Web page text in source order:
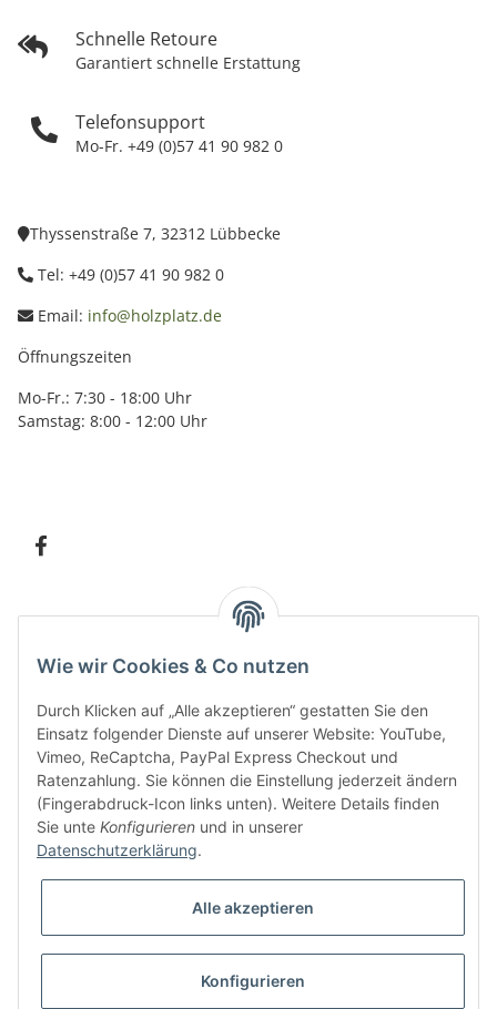
Schnelle Retoure
Garantiert schnelle Erstattung
Telefonsupport
Mo-Fr. +49 (0)57 41 90 982 0
Thyssenstraße 7, 32312 Lübbecke
Tel: +49 (0)57 41 90 982 0
Email: info@holzplatz.de
Öffnungszeiten
Mo-Fr.: 7:30 - 18:00 Uhr
Samstag: 8:00 - 12:00 Uhr
Bitte senden Sie mir entsprechend IhrerDatenschutzerklärungregelmäßig und
jederzeit widerruflich Informationen zu Ihrem Produktsortiment per E-Mail zu.
Wie wir Cookies & Co nutzen
Durch Klicken auf „Alle akzeptieren“ gestatten Sie den
Einsatz folgender Dienste auf unserer Website: YouTube,
Vimeo, ReCaptcha, PayPal Express Checkout und
Ratenzahlung. Sie können die Einstellung jederzeit ändern
(Fingerabdruck-Icon links unten). Weitere Details finden
Sie unte Konfigurieren und in unserer
Datenschutzerklärung.
Alle akzeptieren
Konfigurieren